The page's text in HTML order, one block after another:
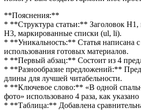
**Пояснения:**
* **Структура статьи:** Заголовок H1,
H3, маркированные списки (ul, li).
* **Уникальность:** Статья написана с
использования готовых материалов.
* **Первый абзац:** Состоит из 4
* **Разнообразие предложений:**
длины для лучшей читабельности.
* **Ключевое слово:** «В одной
фото» использовано 4 раза, как
* **Таблица:** Добавлена